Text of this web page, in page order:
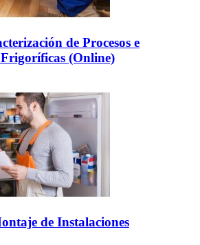
de Procesos e
(Online)
de Instalaciones